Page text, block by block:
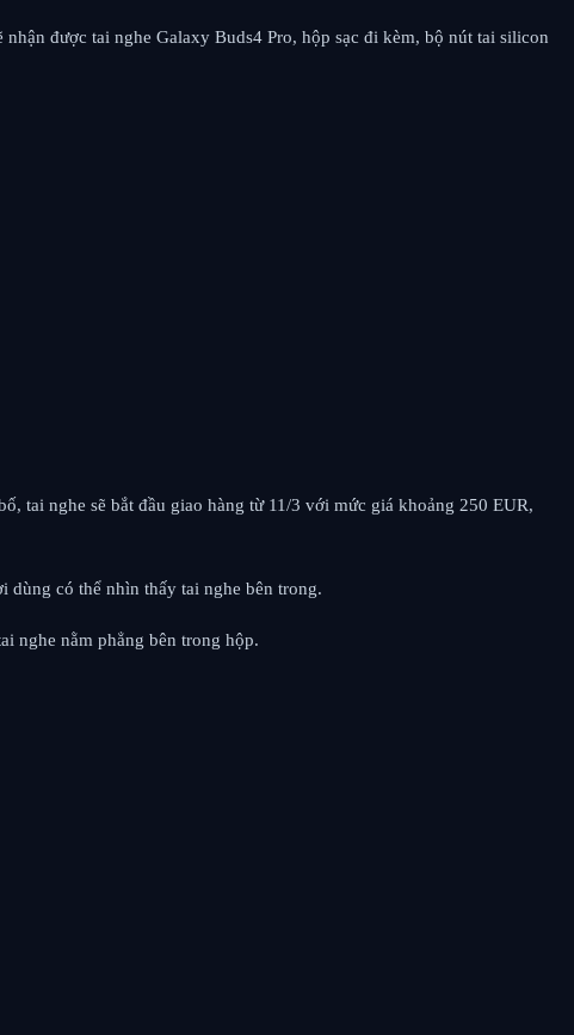
được tai nghe Galaxy Buds4 Pro, hộp sạc đi kèm, bộ nút tai silicon
tai nghe sẽ bắt đầu giao hàng từ 11/3 với mức giá khoảng 250 EUR,
dùng có thể nhìn thấy tai nghe bên trong.
nghe nằm phẳng bên trong hộp.